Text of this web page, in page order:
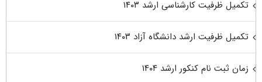
تکمیل ظرفیت کارشناسی ارشد ۱۴۰۳
تکمیل ظرفیت ارشد دانشگاه آزاد ۱۴۰۳
زمان ثبت نام کنکور ارشد ۱۴۰۴